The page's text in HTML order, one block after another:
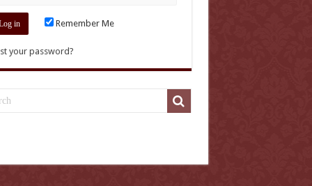
Remember Me
your password?